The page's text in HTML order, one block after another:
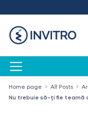
Home page All Posts
Nu trebuie să-ţi fie teamă